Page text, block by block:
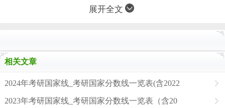
展开全文
相关文章
2024年考研国家线_考研国家分数线一览表(含2022
2023年考研国家线_考研国家分数线一览表（含20